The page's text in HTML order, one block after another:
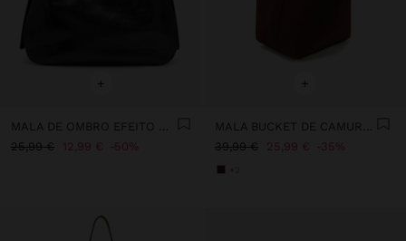
+
25,99 €
12,99 € 50%
+
39,99 €
25,99 € 35%